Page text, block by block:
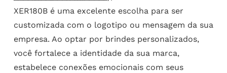
XER180B é uma excelente escolha para ser
customizada com o logotipo ou mensagem da sua
empresa. Ao optar por brindes personalizados,
você fortalece a identidade da sua marca,
estabelece conexões emocionais com seus